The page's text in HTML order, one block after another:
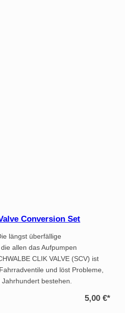
Conversion Set
längst überfällige
allen das Aufpumpen
CLIK VALVE (SCV) ist
und löst Probleme,
bestehen.
5,00 €*